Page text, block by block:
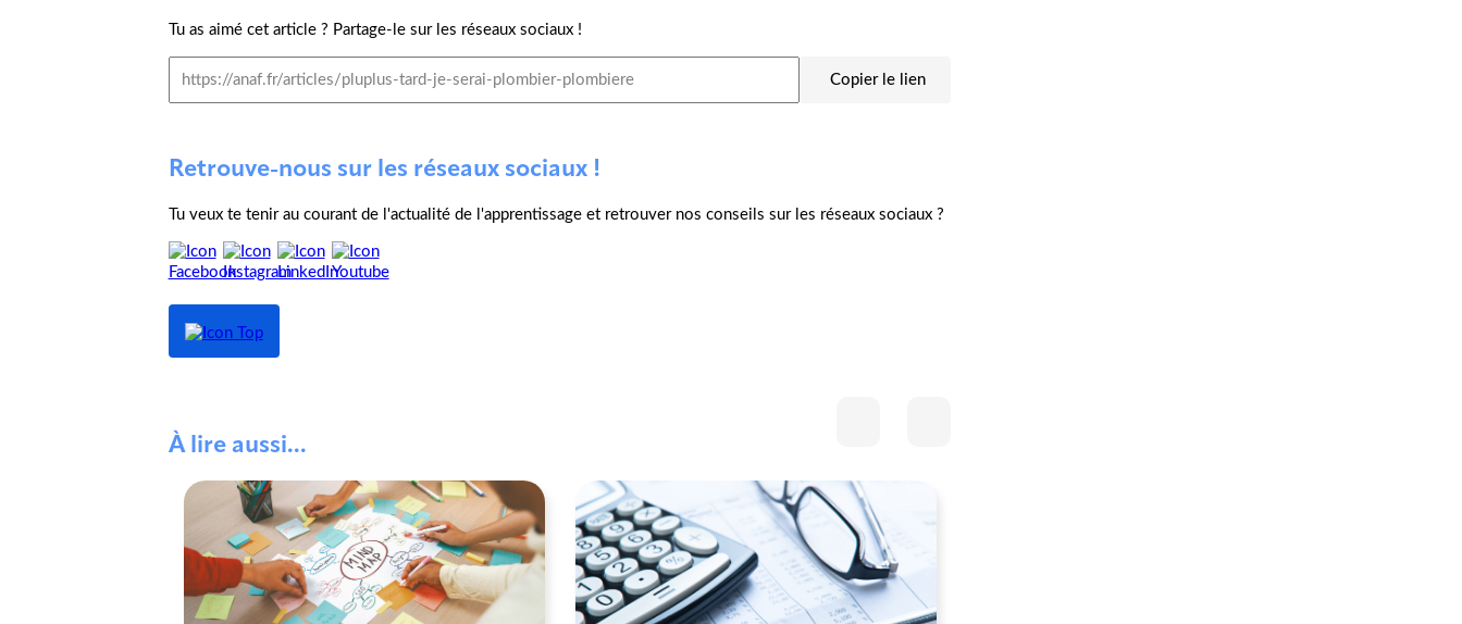
Tu as aimé cet article ? Partage-le sur les réseaux sociaux !
Copier le lien
Retrouve-nous sur les réseaux sociaux !
Tu veux te tenir au courant de l'actualité de l'apprentissage et retrouver nos conseils sur les réseaux sociaux ?
À lire aussi...